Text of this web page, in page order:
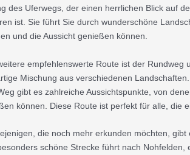
des Uferwegs, der einen herrlichen Blick auf
ist. Sie führt Sie durch wunderschöne
und die Aussicht genießen können.
empfehlenswerte Route ist der
Mischung aus verschiedenen
gibt es zahlreiche Aussichtspunkte, von
können. Diese Route ist perfekt für alle, die
die noch mehr erkunden möchten,
schöne Strecke führt nach